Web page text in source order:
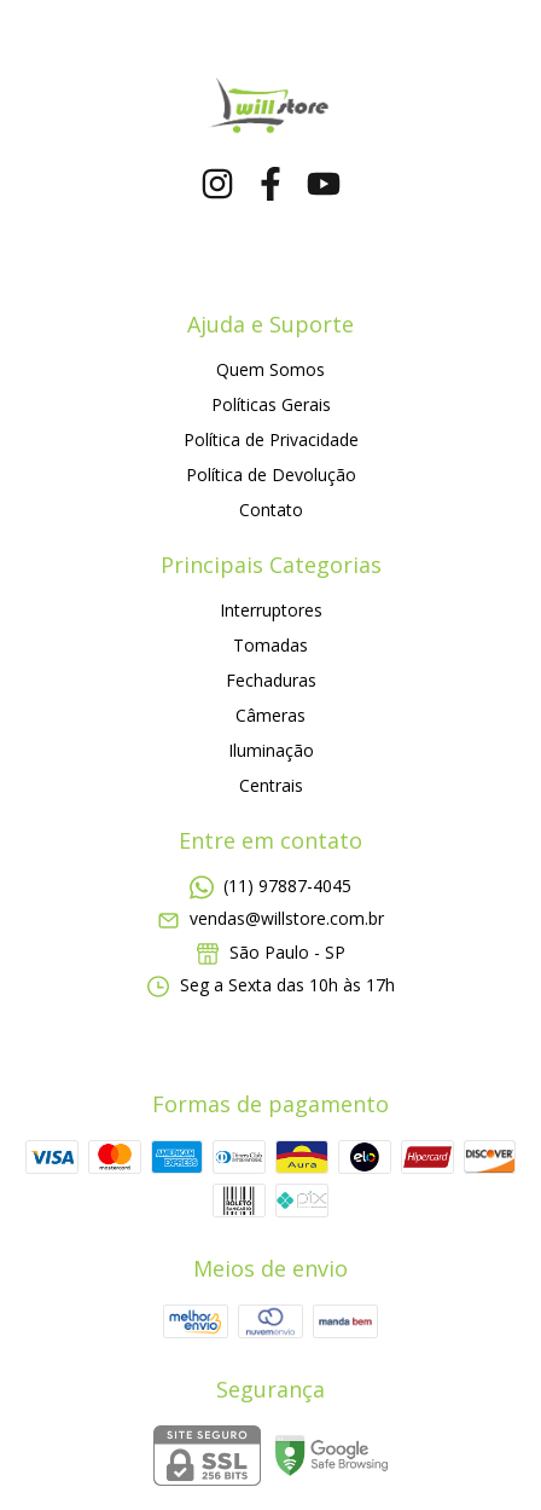
Ajuda e Suporte
Quem Somos
Políticas Gerais
Política de Privacidade
Política de Devolução
Contato
Principais Categorias
Interruptores
Tomadas
Fechaduras
Câmeras
Iluminação
Centrais
Entre em contato
(11) 97887-4045
vendas@willstore.com.br
São Paulo - SP
Seg a Sexta das 10h às 17h
Formas de pagamento
Meios de envio
Segurança